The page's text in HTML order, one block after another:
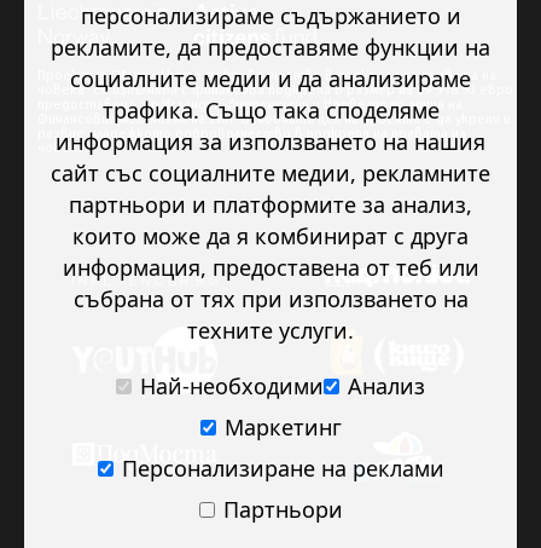
Проектът “Младежкото доброволчество в подкрепа на правата на
човека” се изпълнява с финансова подкрепа в размер на 89 978.50 евро,
предоставена от Исландия, Лихтенщайн и Норвегия по линия на
Финансовия механизъм на ЕИП. Основната цел на проекта е да укрепи и
развие младежкото доброволчество в подкрепа на правата на
човека.
персонализираме съдържанието и
рекламите, да предоставяме функции на
социалните медии и да анализираме
трафика. Също така споделяме
информация за използването на нашия
сайт със социалните медии, рекламните
партньори и платформите за анализ,
които може да я комбинират с друга
информация, предоставена от теб или
събрана от тях при използването на
техните услуги.
Най-необходими
Анализ
Маркетинг
Персонализиране на реклами
Партньори